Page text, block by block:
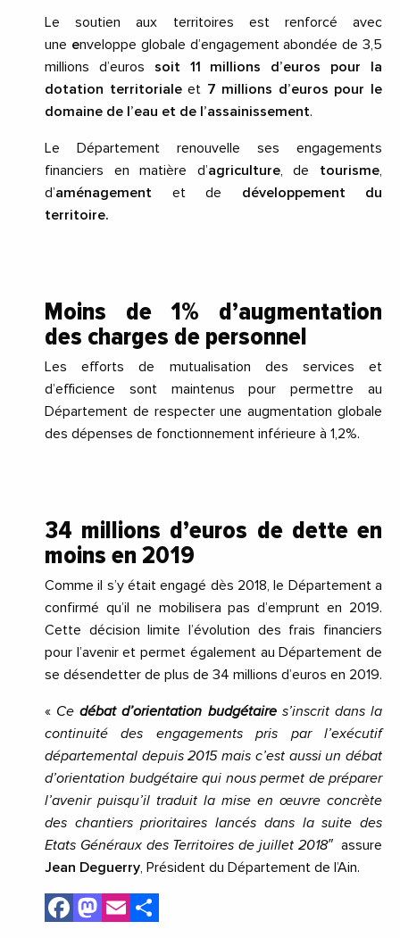
Le soutien aux territoires est renforcé avec
une enveloppe globale d’engagement abondée de 3,5
millions d’euros soit 11 millions d’euros pour la
dotation territorialeet 7 millions d’euros pour le
domaine de l’eau et de l’assainissement.
Le Département renouvelle ses engagements
financiers en matière d’agriculture, de tourisme,
d’aménagement et de développement du
territoire.
Moins de 1% d’augmentation
des charges de personnel
Les efforts de mutualisation des services et
d’efficience sont maintenus pour permettre au
Département de respecter une augmentation globale
des dépenses de fonctionnement inférieure à 1,2%.
34 millions d’euros de dette en
moins en 2019
Comme il s’y était engagé dès 2018, le Département a
confirmé qu’il ne mobilisera pas d’emprunt en 2019.
Cette décision limite l’évolution des frais financiers
pour l’avenir et permet également au Département de
se désendetter de plus de 34 millions d’euros en 2019.
« Cedébat d’orientation budgétaires’inscrit dans la
continuité des engagements pris par l’exécutif
départemental depuis 2015 mais c’est aussi un débat
d’orientation budgétaire qui nous permet de préparer
l’avenir puisqu’il traduit la mise en œuvre concrète
des chantiers prioritaires lancés dans la suite des
Etats Généraux des Territoires de juillet 2018″assure
Jean Deguerry, Président du Département de l’Ain.
Facebook
Mastodon
Email